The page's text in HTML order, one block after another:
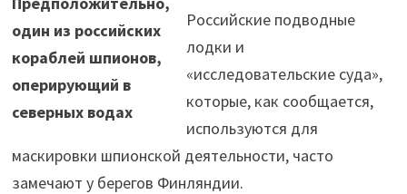
один из российских
кораблей шпионов,
оперирующий в
северных водах
Российские подводные
лодки и
«исследовательские суда»,
которые, как сообщается,
используются для
маскировки шпионской деятельности, часто
замечают у берегов Финляндии.